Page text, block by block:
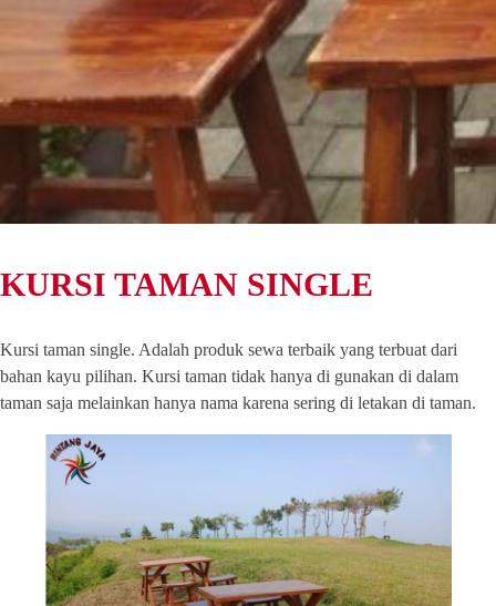
KURSI TAMAN SINGLE
Kursi taman single. Adalah produk sewa terbaik yang terbuat dari
bahan kayu pilihan. Kursi taman tidak hanya di gunakan di dalam
taman saja melainkan hanya nama karena sering di letakan di taman.